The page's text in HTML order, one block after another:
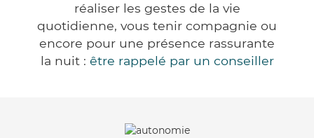
réaliser les gestes de la vie
quotidienne, vous tenir compagnie ou
encore pour une présence rassurante
la nuit : être rappelé par un conseiller